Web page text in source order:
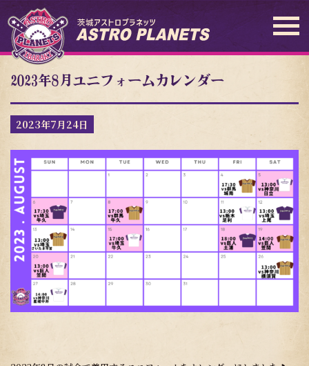
2023年8月ユニフォームカレンダー
2023年7月24日